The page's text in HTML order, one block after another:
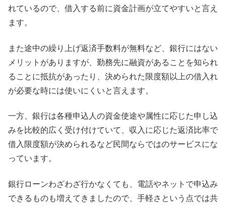
れているので、借入する前に資金計画が立てやすいと言え
ます。
また途中の繰り上げ返済手数料が無料など、銀行にはない
メリットがありますが、勤務先に融資があることを知られ
ることに抵抗があったり、決められた限度額以上の借入れ
が必要な時には使いにくいと言えます。
一方、銀行は各種申込人の資金使途や属性に応じた申し込
みを比較的広く受け付けていて、収入に応じた返済比率で
借入限度額が決められるなど民間ならではのサービスにな
っています。
銀行ローンわざわざ行かなくても、電話やネットで申込み
できるものも増えてきましたので、手軽さという点では共